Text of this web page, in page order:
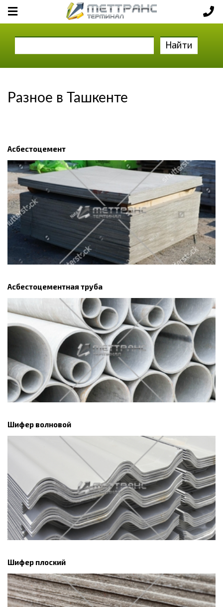
Найти
Разное в Ташкенте
Асбестоцемент
Асбестоцементная труба
Шифер волновой
Шифер плоский